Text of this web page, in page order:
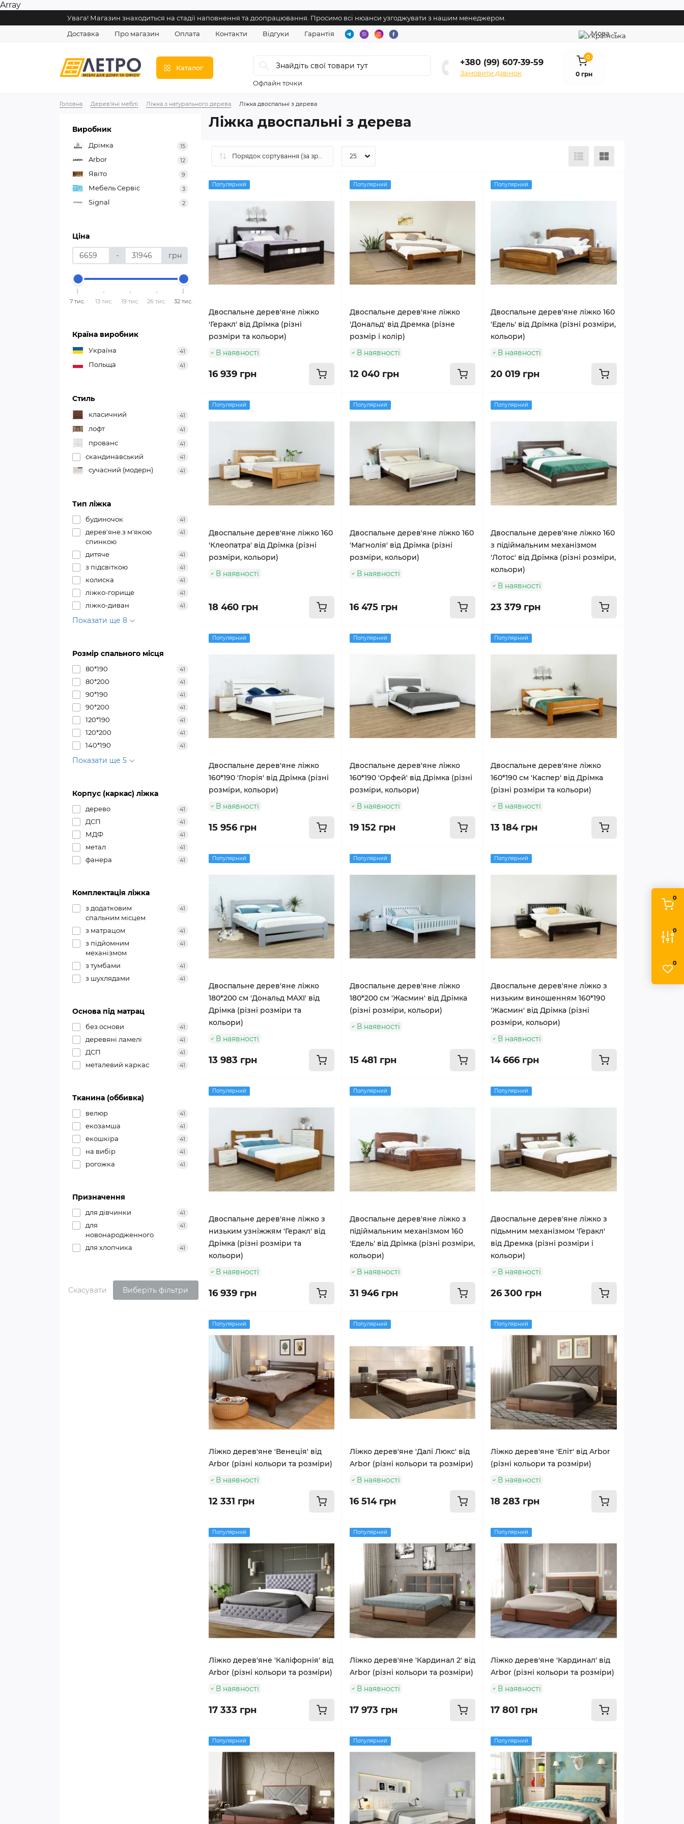
Array
0
0
0
Увага! Магазин знаходиться на стадії наповнення та доопрацювання. Просимо всі нюанси узгоджувати з нашим менеджером.
Доставка
Про магазин Оплата Контакти Відгуки Гарантія Мова
Каталог
Офлайн точки
+380 (99) 607-39-59
Замовити дзвінок
0
0 грн
Головна Дерев’яні меблі Ліжка з натурального дерева Ліжка двоспальні з дерева
Виробник
Дрімка 15
Arbor 12
Явіто 9
Мебель Сервіс 3
Signal 2
Ціна
- грн
7 тис. 13 тис. 19 тис. 26 тис. 32 тис.
Країна виробник
Україна 41
Польща 41
Стиль
класичний 41
лофт 41
прованс 41
скандинавський 41
сучасний (модерн) 41
Тип ліжка
будиночок 41
дерев'яне.з м'якою
спинкою
41
дитяче 41
з підсвіткою 41
колиска 41
ліжко-горище 41
ліжко-диван 41
Показати ще 8
Розмір спального місця
80*190 41
80*200 41
90*190 41
90*200 41
120*190 41
120*200 41
140*190 41
Показати ще 5
Корпус (каркас) ліжка
дерево 41
ДСП 41
МДФ 41
метал 41
фанера 41
Комплектація ліжка
з додатковим
спальним місцем
41
з матрацом 41
з підйомним
механізмом
41
з тумбами 41
з шухлядами 41
Основа під матрац
без основи 41
деревяні ламелі 41
ДСП 41
металевий каркас 41
Тканина (оббивка)
велюр 41
екозамша 41
екошкіра 41
на вибір 41
рогожка 41
Призначення
для дівчинки 41
для
новонародженного
41
для хлопчика 41
Скасувати Виберіть фільтри
Ліжка двоспальні з дерева
Популярний
Двоспальне дерев'яне ліжко
'Геракл' від Дрімка (різні
розміри та кольори)
В наявності
16 939 грн
Популярний
Двоспальне дерев'яне ліжко
'Дональд' від Дремка (різне
розмір і колір)
В наявності
12 040 грн
Популярний
Двоспальне дерев'яне ліжко 160
'Едель' від Дрімка (різні розміри,
кольори)
В наявності
20 019 грн
Популярний
Двоспальне дерев'яне ліжко 160
'Клеопатра' від Дрімка (різні
розміри, кольори)
В наявності
18 460 грн
Популярний
Двоспальне дерев'яне ліжко 160
'Магнолія' від Дрімка (різні
розміри, кольори)
В наявності
16 475 грн
Популярний
Двоспальне дерев'яне ліжко 160
з підіймальним механізмом
'Лотос' від Дрімка (різні розміри,
кольори)
В наявності
23 379 грн
Популярний
Двоспальне дерев'яне ліжко
160*190 'Глорія' від Дрімка (різні
розміри, кольори)
В наявності
15 956 грн
Популярний
Двоспальне дерев'яне ліжко
160*190 'Орфей' від Дрімка (різні
розміри, кольори)
В наявності
19 152 грн
Популярний
Двоспальне дерев'яне ліжко
160*190 см 'Каспер' від Дрімка
(різні розміри та кольори)
В наявності
13 184 грн
Популярний
Двоспальне дерев'яне ліжко
180*200 см 'Дональд MAXI' від
Дрімка (різні розміри та
кольори)
В наявності
13 983 грн
Популярний
Двоспальне дерев'яне ліжко
180*200 см 'Жасмин' від Дрімка
(різні розміри, кольори)
В наявності
15 481 грн
Популярний
Двоспальне дерев'яне ліжко з
низьким виношенням 160*190
'Жасмин' від Дрімка (різні
розміри, кольори)
В наявності
14 666 грн
Популярний
Двоспальне дерев'яне ліжко з
низьким узніжжям 'Геракл' від
Дрімка (різні розміри та
кольори)
В наявності
16 939 грн
Популярний
Двоспальне дерев'яне ліжко з
підіймальним механізмом 160
'Едель' від Дрімка (різні розміри,
кольори)
В наявності
31 946 грн
Популярний
Двоспальне дерев'яне ліжко з
підьмним механізмом 'Геракл'
від Дремка (різні розміри і
кольори)
В наявності
26 300 грн
Популярний
Ліжко дерев'яне 'Венеція' від
Arbor (різні кольори та розміри)
В наявності
12 331 грн
Популярний
Ліжко дерев'яне 'Далі Люкс' від
Arbor (різні кольори та розміри)
В наявності
16 514 грн
Популярний
Ліжко дерев'яне 'Еліт' від Arbor
(різні кольори та розміри)
В наявності
18 283 грн
Популярний
Ліжко дерев'яне 'Каліфорнія' від
Arbor (різні кольори та розміри)
В наявності
17 333 грн
Популярний
Ліжко дерев'яне 'Кардинал 2' від
Arbor (різні кольори та розміри)
В наявності
17 973 грн
Популярний
Ліжко дерев'яне 'Кардинал' від
Arbor (різні кольори та розміри)
В наявності
17 801 грн
Популярний Популярний Популярний